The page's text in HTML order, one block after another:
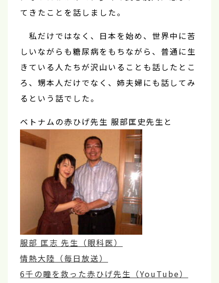
てきたことを話しました。
私だけではなく、日本を始め、世界中に苦
しいながらも糖尿病をもちながら、普通に生
きている人たちが沢山いることも話したとこ
ろ、甥本人だけでなく、姉夫婦にも話してみ
るという話でした。
ベトナムの赤ひげ先生 服部匡史先生と
服部 匡志 先生（眼科医）
情熱大陸（毎日放送）
6千の瞳を救った赤ひげ先生（YouTube）